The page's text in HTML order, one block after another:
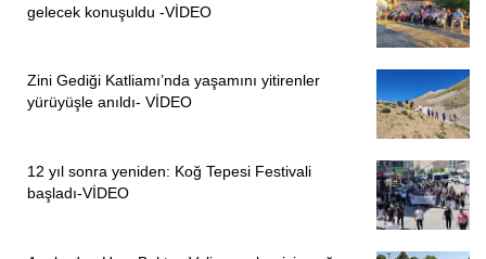
ÖNCEKI
gelecek konuşuldu -VİDEO
Zini Gediği Katliamı’nda yaşamını yitirenler
yürüyüşle anıldı- VİDEO
12 yıl sonra yeniden: Koğ Tepesi Festivali
başladı-VİDEO